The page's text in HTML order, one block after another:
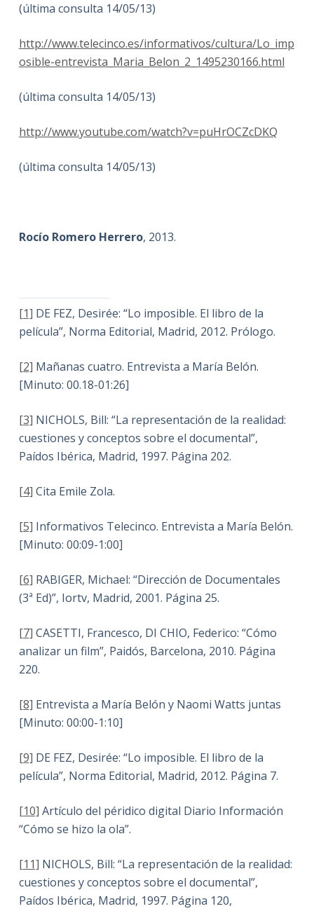
(última consulta 14/05/13)
http://www.telecinco.es/informativos/cultura/Lo_imp
osible-entrevista_Maria_Belon_2_1495230166.html
(última consulta 14/05/13)
http://www.youtube.com/watch?v=puHrOCZcDKQ
(última consulta 14/05/13)
Rocío Romero Herrero, 2013.
[1] DE FEZ, Desirée: “Lo imposible. El libro de la
película”, Norma Editorial, Madrid, 2012. Prólogo.
[2] Mañanas cuatro. Entrevista a María Belón.
[Minuto: 00.18-01:26]
[3] NICHOLS, Bill: “La representación de la realidad:
cuestiones y conceptos sobre el documental”,
Paídos Ibérica, Madrid, 1997. Página 202.
[4] Cita Emile Zola.
[5] Informativos Telecinco. Entrevista a María Belón.
[Minuto: 00:09-1:00]
[6] RABIGER, Michael: “Dirección de Documentales
(3ª Ed)”, Iortv, Madrid, 2001. Página 25.
[7] CASETTI, Francesco, DI CHIO, Federico: “Cómo
analizar un film”, Paidós, Barcelona, 2010. Página
220.
[8] Entrevista a María Belón y Naomi Watts juntas
[Minuto: 00:00-1:10]
[9] DE FEZ, Desirée: “Lo imposible. El libro de la
película”, Norma Editorial, Madrid, 2012. Página 7.
[10] Artículo del péridico digital Diario Información
“Cómo se hizo la ola”.
[11] NICHOLS, Bill: “La representación de la realidad:
cuestiones y conceptos sobre el documental”,
Paídos Ibérica, Madrid, 1997. Página 120,